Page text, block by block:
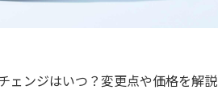
ェンジはいつ？変更点や価格を解説